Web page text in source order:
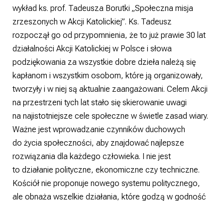
wykład ks. prof. Tadeusza Borutki „Społeczna misja
zrzeszonych w Akcji Katolickiej”. Ks. Tadeusz
rozpoczął go od przypomnienia, że to już prawie 30 lat
działalności Akcji Katolickiej w Polsce i słowa
podziękowania za wszystkie dobre dzieła należą się
kapłanom i wszystkim osobom, które ją organizowały,
tworzyły i w niej są aktualnie zaangażowani. Celem Akcji
na przestrzeni tych lat stało się skierowanie uwagi
na najistotniejsze cele społeczne w świetle zasad wiary.
Ważne jest wprowadzanie czynników duchowych
do życia społeczności, aby znajdować najlepsze
rozwiązania dla każdego człowieka. I nie jest
to działanie polityczne, ekonomiczne czy techniczne.
Kościół nie proponuje nowego systemu politycznego,
ale obnaża wszelkie działania, które godzą w godność